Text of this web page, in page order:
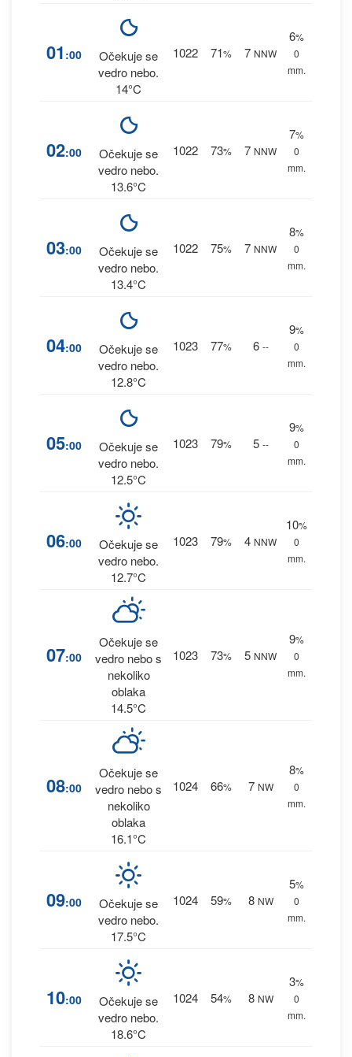
01 :00
Očekuje se
vedro nebo.
14°C
1022 71% 7 NNW
6%
0
mm.
02:00
Očekuje se
vedro nebo.
13.6°C
1022 73% 7 NNW
7%
0
mm.
03:00
Očekuje se
vedro nebo.
13.4°C
1022 75% 7 NNW
8%
0
mm.
04:00
Očekuje se
vedro nebo.
12.8°C
1023 77% 6 --
9%
0
mm.
05:00
Očekuje se
vedro nebo.
12.5°C
1023 79% 5 --
9%
0
mm.
06:00
Očekuje se
vedro nebo.
12.7°C
1023 79% 4 NNW
10%
0
mm.
07:00
Očekuje se
vedro nebo s
nekoliko
oblaka
14.5°C
1023 73% 5 NNW
9%
0
mm.
08:00
Očekuje se
vedro nebo s
nekoliko
oblaka
16.1°C
1024 66% 7 NW
8%
0
mm.
09:00
Očekuje se
vedro nebo.
17.5°C
1024 59% 8 NW
5%
0
mm.
10:00
Očekuje se
vedro nebo.
18.6°C
1024 54% 8 NW
3%
0
mm.